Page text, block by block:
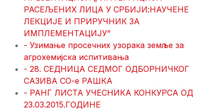
РАСЕЉЕНИХ ЛИЦА У СРБИЈИ:НАУЧЕНЕ
ЛЕКЦИЈЕ И ПРИРУЧНИК ЗА
ИМПЛЕМЕНТАЦИЈУ”
- Узимање просечних узорака земље за
агрохемијска испитивања
- 28. СЕДНИЦА СЕДМОГ ОДБОРНИЧКОГ
САЗИВА СО-е РАШКА
- РАНГ ЛИСТА УЧЕСНИКА КОНКУРСА ОД
23.03.2015.ГОДИНЕ